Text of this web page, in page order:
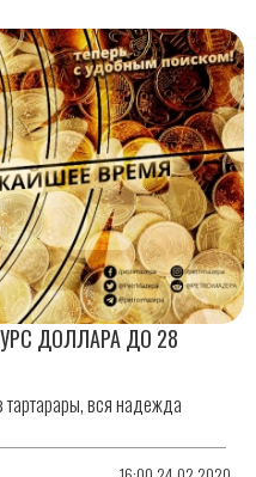
ДОЛЛАРА ДО 28
тартарары, вся надежда